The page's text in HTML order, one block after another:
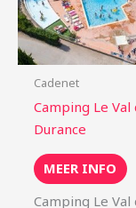
Cadenet
Camping Le Val
Durance
MEER INFO
Camping Le Val